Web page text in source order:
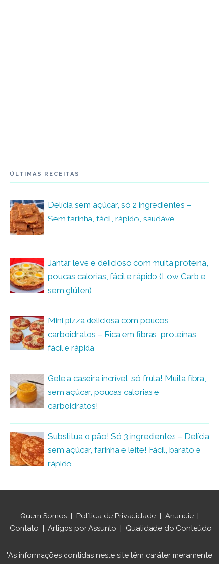
ÚLTIMAS RECEITAS
Delícia sem açúcar, só 2 ingredientes –
Sem farinha, fácil, rápido, saudável
Jantar leve e delicioso com muita proteína,
poucas calorias, fácil e rápido (Low Carb e
sem glúten)
Mini pizza deliciosa com poucos
carboidratos – Rica em fibras, proteínas,
fácil e rápida
Geleia caseira incrível, só fruta! Muita fibra,
sem açúcar, poucas calorias e
carboidratos!
Substitua o pão! Só 3 ingredientes – Delícia
sem açúcar, farinha e leite! Fácil, barato e
rápido
Quem Somos | Política de Privacidade | Anuncie |
Contato | Artigos por Assunto | Qualidade do Conteúdo
"As informações contidas neste site têm caráter meramente